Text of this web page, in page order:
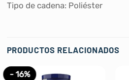
Tipo de cadena: Poliéster
PRODUCTOS RELACIONADOS
- 16%